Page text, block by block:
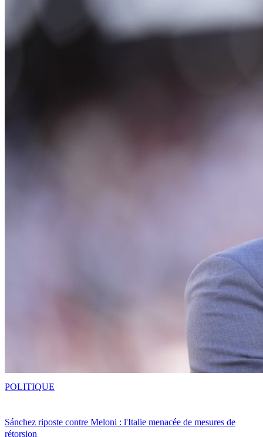
Sánchez riposte contre Meloni : l'Italie menacée de mesures de
rétorsion
POLITIQUE